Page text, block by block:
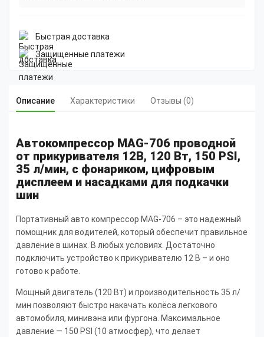
Быстрая доставка
Защищенные платежи
Описание Характеристики Отзывы (0)
Автокомпрессор MAG-706 проводной
от прикуривателя 12В, 120 Вт, 150 PSI,
35 л/мин, с фонариком, цифровым
дисплеем и насадками для подкачки
шин
Портативный авто компрессор MAG-706 – это надежный
помощник для водителей, который обеспечит правильное
давление в шинах. В любых условиях. Достаточно
подключить устройство к прикуривателю 12 В – и оно
готово к работе.
Мощный двигатель (120 Вт) и производительность 35 л/
мин позволяют быстро накачать колёса легкового
автомобиля, минивэна или фургона. Максимальное
давление — 150 PSI (10 атмосфер), что делает